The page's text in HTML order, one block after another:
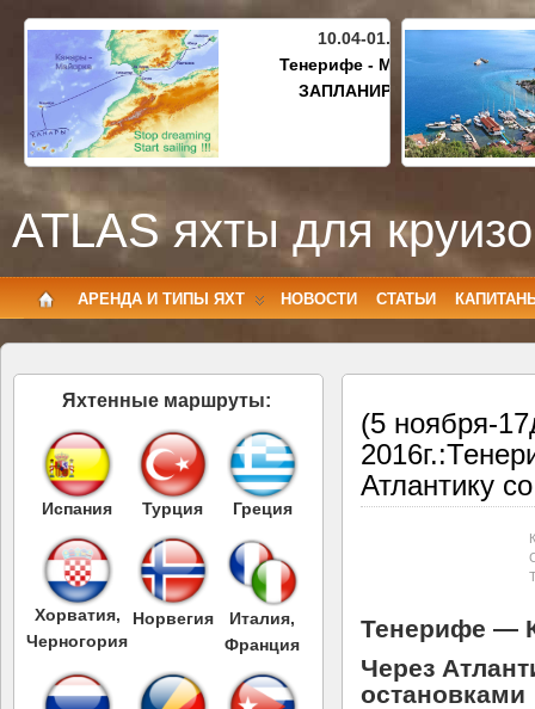
10.04-01.05.2027
Тенерифе - Майорка
ЗАПЛАНИРОВАНО
ATLAS яхты для
АРЕНДА И ТИПЫ ЯХТ НОВОСТИ СТАТЬИ
(5 ноября-
Атлантику
Тенерифе —
Через
остановками
Яхтенные маршруты:
Испания Турция Греция
Хорватия,
Черногория
Норвегия
Италия,
Франция